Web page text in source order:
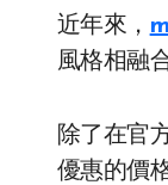
近年來，
風格相融
除了在官
優惠的價